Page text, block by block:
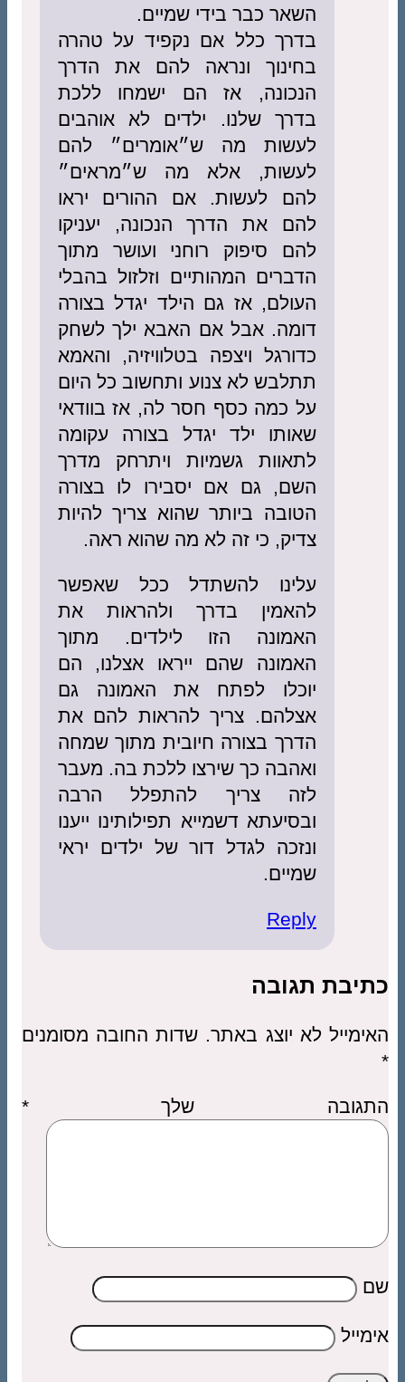
השאר כבר בידי שמיים.
בדרך כלל אם נקפיד על טהרה
בחינוך ונראה להם את הדרך
הנכונה, אז הם ישמחו ללכת
בדרך שלנו. ילדים לא אוהבים
לעשות מה ש״אומרים״ להם
לעשות, אלא מה ש״מראים״
להם לעשות. אם ההורים יראו
להם את הדרך הנכונה, יעניקו
להם סיפוק רוחני ועושר מתוך
הדברים המהותיים וזלזול בהבלי
העולם, אז גם הילד יגדל בצורה
דומה. אבל אם האבא ילך לשחק
כדורגל ויצפה בטלוויזיה, והאמא
תתלבש לא צנוע ותחשוב כל היום
על כמה כסף חסר לה, אז בוודאי
שאותו ילד יגדל בצורה עקומה
לתאוות גשמיות ויתרחק מדרך
השם, גם אם יסבירו לו בצורה
הטובה ביותר שהוא צריך להיות
צדיק, כי זה לא מה שהוא ראה.
עלינו להשתדל ככל שאפשר
להאמין בדרך ולהראות את
האמונה הזו לילדים. מתוך
האמונה שהם ייראו אצלנו, הם
יוכלו לפתח את האמונה גם
אצלהם. צריך להראות להם את
הדרך בצורה חיובית מתוך שמחה
ואהבה כך שירצו ללכת בה. מעבר
לזה צריך להתפלל הרבה
ובסיעתא דשמייא תפילותינו ייענו
ונזכה לגדל דור של ילדים יראי
שמיים.
Reply
כתיבת תגובה
האימייל לא יוצג באתר. שדות החובה מסומנים
*
התגובה שלך*
שם
אימייל